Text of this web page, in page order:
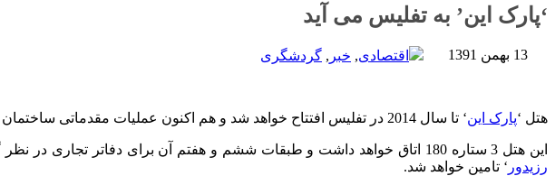
‘پارک این’ به تفلیس می آید
13 بهمن 1391 اقتصادی, خبر , گردشگری
هتل ‘پارک این‘ تا سال 2014 در تفلیس افتتاح خواهد شد و هم اکنون عملیات مقدماتی ساختمان آن در حال انجام است. قرار است این هتل پس از بازسازی، در ساختمان سابق ‘پست گرجستان’ تاسیس شود.
این هتل 3 ستاره 180 اتاق خواهد داشت و طبقات ششم و هفتم آن برای دفاتر تجاری در نظر گرفته شده است. برای راه اندازی این هتل 20 میلیون دلار سرمایه در نظر گرفته شده که توسط ‘
رزیدور ‘ تامین خواهد شد.